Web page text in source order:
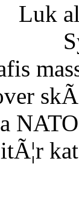
Luk